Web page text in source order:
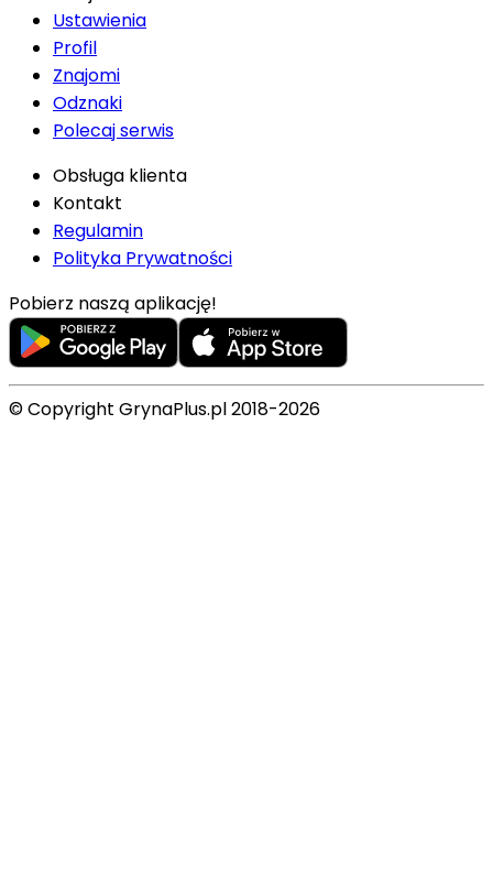
Ustawienia
Profil
Znajomi
Odznaki
Polecaj serwis
Obsługa klienta
Kontakt
Regulamin
Polityka Prywatności
Pobierz naszą aplikację!
© Copyright GrynaPlus.pl 2018-2026